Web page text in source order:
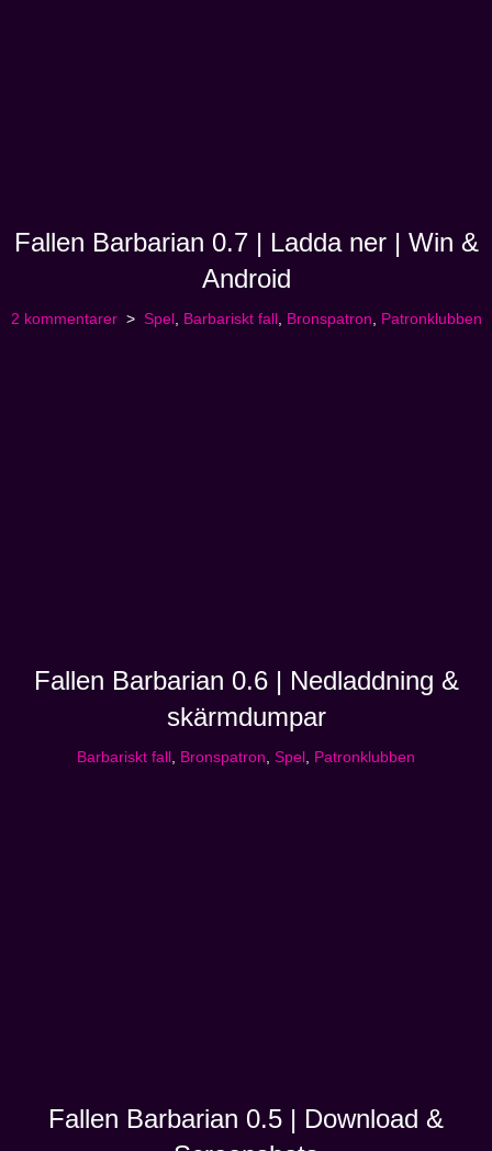
Fallen Barbarian 0.7 | Ladda ner | Win &
Android
2 kommentarer Spel Barbariskt fall Bronspatron Patronklubben
Fallen Barbarian 0.6 | Nedladdning &
skärmdumpar
Barbariskt fall Bronspatron Spel Patronklubben
Fallen Barbarian 0.5 | Download &